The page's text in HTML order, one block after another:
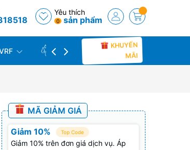
Yêu thích
0 sản phẩm
CÔNG TRÌNH THỰC TẾ
KHUYẾN
MÃI
MÃ GIẢM GIÁ
Giảm 10% Top Code
Giảm 10% trên đơn giá dịch vụ. Áp